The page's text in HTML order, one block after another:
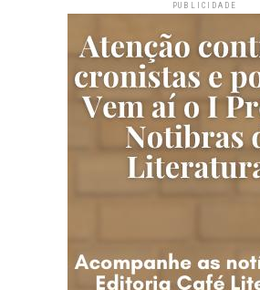
PUBLICIDADE